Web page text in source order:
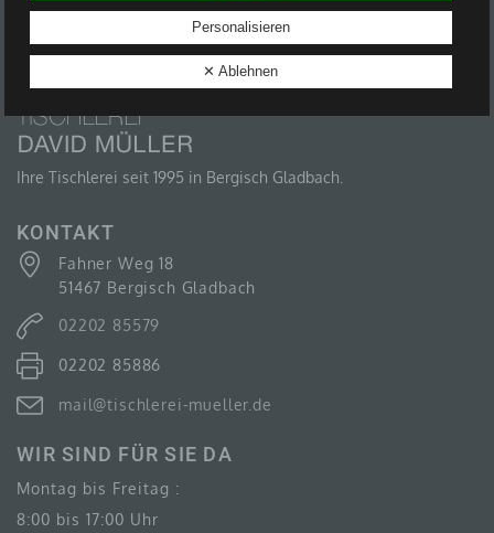
Ihre Tischlerei seit 1995 in Bergisch Gladbach.
KONTAKT
Fahner Weg 18
51467 Bergisch Gladbach
02202 85579
02202 85886
mail@tischlerei-mueller.de
WIR SIND FÜR SIE DA
Montag bis Freitag :
8:00 bis 17:00 Uhr
B) BETROFFENE PERSON
identifizierbare natürliche Person, deren
personenbezogene Daten von dem für die
Verarbeitung Verantwortlichen verarbeitet werden.
C) VERARBEITUNG
automatisierter Verfahren ausgeführte Vorgang oder
personenbezogenen Daten wie das Erheben, das
Speicherung, die Anpassung oder Veränderung, das
andere Form der Bereitstellung, den Abgleich oder die
die Vernichtung.
Personalisieren
✕ Ablehnen